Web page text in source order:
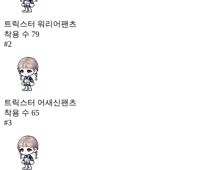
트릭스터 워리어팬츠
착용 수 79
#2
트릭스터 어새신팬츠
착용 수 65
#3